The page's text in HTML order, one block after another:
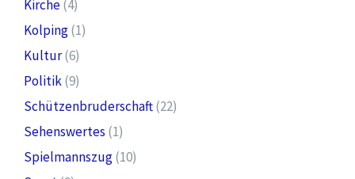
Kirche(4)
Kolping(1)
Kultur(6)
Politik(9)
Schützenbruderschaft(22)
Sehenswertes (1)
Spielmannszug(10)